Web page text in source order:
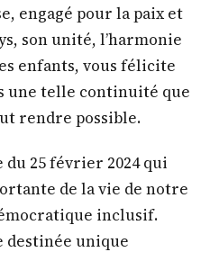
engagé pour la paix et
son unité, l’harmonie
enfants, vous félicite
une telle continuité que
rendre possible.
25 février 2024 qui
de la vie de notre
inclusif.
unique